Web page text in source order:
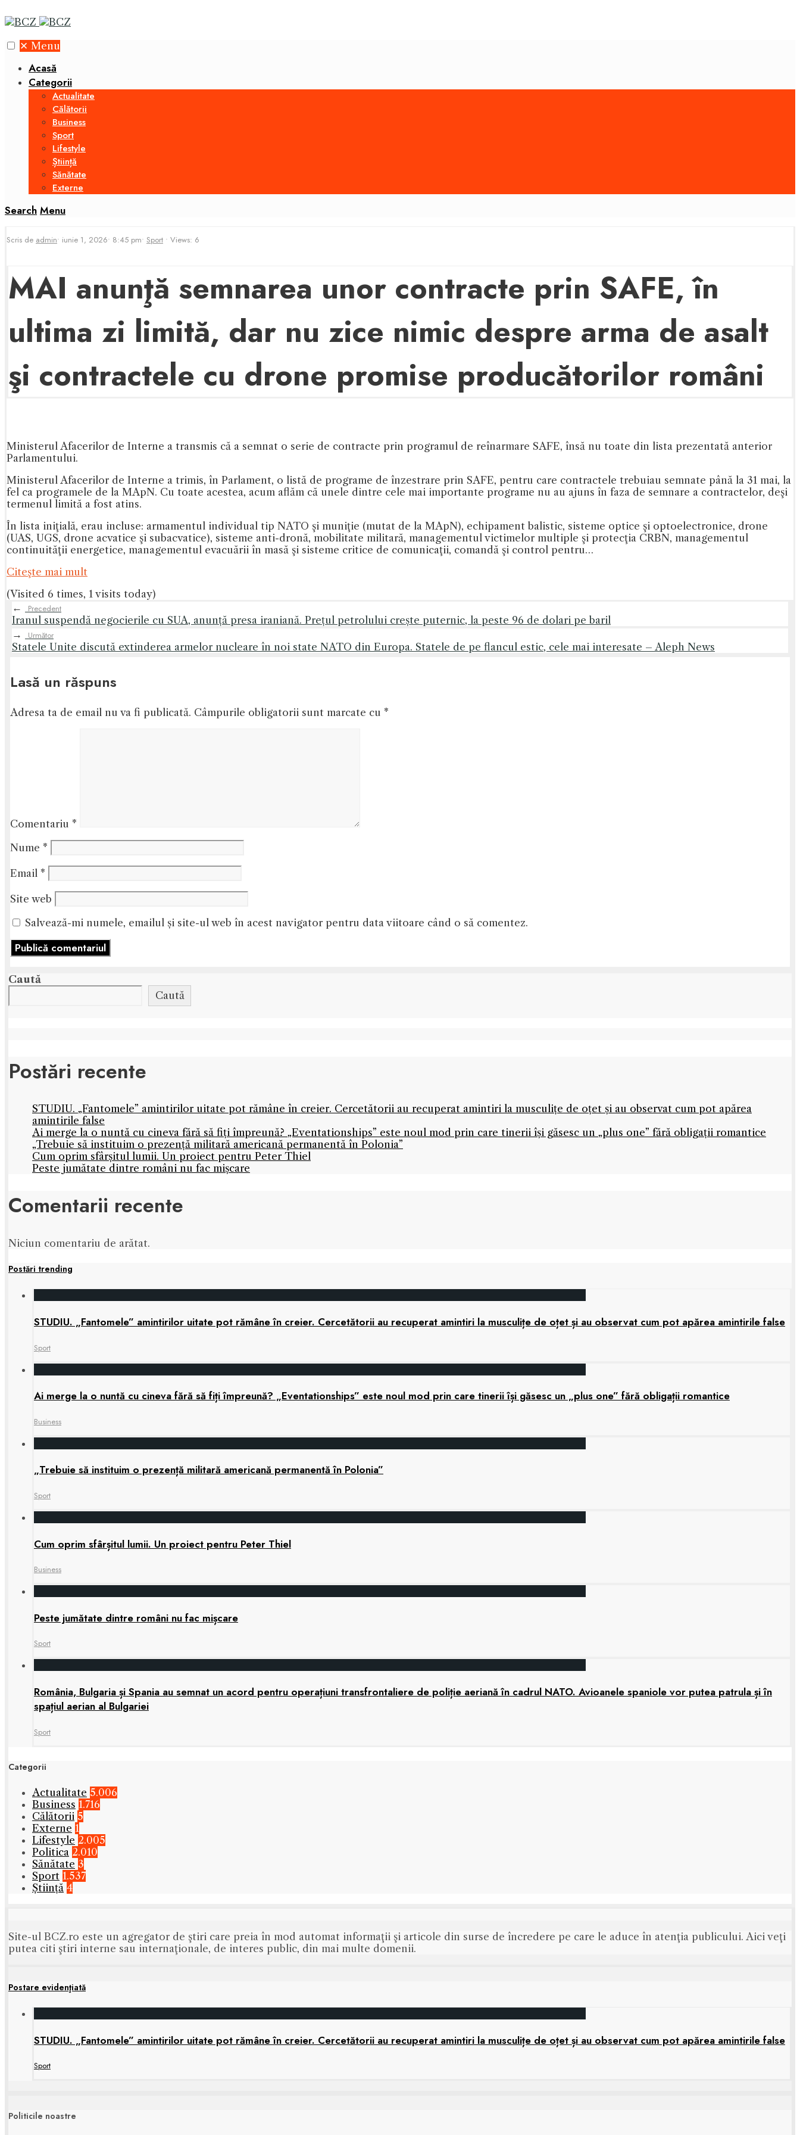
✕ Menu
Acasă
Categorii
Actualitate
Călătorii
Business
Sport
Lifestyle
Știință
Sănătate
Externe
Search Menu
Scris de admin• iunie 1, 2026• 8:45 pm• Sport • Views: 6
MAI anunţă semnarea unor contracte prin SAFE, în
ultima zi limită, dar nu zice nimic despre arma de asalt
şi contractele cu drone promise producătorilor români
Ministerul Afacerilor de Interne a transmis că a semnat o serie de contracte prin programul de reînarmare SAFE, însă nu toate din lista prezentată anterior
Parlamentului.
Ministerul Afacerilor de Interne a trimis, în Parlament, o listă de programe de înzestrare prin SAFE, pentru care contractele trebuiau semnate până la 31 mai, la
fel ca programele de la MApN. Cu toate acestea, acum aflăm că unele dintre cele mai importante programe nu au ajuns în faza de semnare a contractelor, deşi
termenul limită a fost atins.
În lista iniţială, erau incluse: armamentul individual tip NATO şi muniţie (mutat de la MApN), echipament balistic, sisteme optice şi optoelectronice, drone
(UAS, UGS, drone acvatice şi subacvatice), sisteme anti-dronă, mobilitate militară, managementul victimelor multiple şi protecţia CRBN, managementul
continuităţii energetice, managementul evacuării în masă şi sisteme critice de comunicaţii, comandă şi control pentru…
Citeşte mai mult
(Visited 6 times, 1 visits today)
←
Precedent
Iranul suspendă negocierile cu SUA, anunță presa iraniană. Prețul petrolului crește puternic, la peste 96 de dolari pe baril
→
Următor
Statele Unite discută extinderea armelor nucleare în noi state NATO din Europa. Statele de pe flancul estic, cele mai interesate – Aleph News
Lasă un răspuns
Adresa ta de email nu va fi publicată. Câmpurile obligatorii sunt marcate cu *
Comentariu *
Nume *
Email *
Site web
Salvează-mi numele, emailul și site-ul web în acest navigator pentru data viitoare când o să comentez.
Caută
Caută
Postări recente
STUDIU. „Fantomele” amintirilor uitate pot rămâne în creier. Cercetătorii au recuperat amintiri la musculițe de oțet și au observat cum pot apărea
amintirile false
Ai merge la o nuntă cu cineva fără să fiți împreună? „Eventationships” este noul mod prin care tinerii își găsesc un „plus one” fără obligații romantice
„Trebuie să instituim o prezență militară americană permanentă în Polonia”
Cum oprim sfârșitul lumii. Un proiect pentru Peter Thiel
Peste jumătate dintre români nu fac mișcare
Comentarii recente
Niciun comentariu de arătat.
Postări trending
STUDIU. „Fantomele” amintirilor uitate pot rămâne în creier. Cercetătorii au recuperat amintiri la musculițe de oțet și au observat cum pot apărea amintirile false
Sport
Ai merge la o nuntă cu cineva fără să fiți împreună? „Eventationships” este noul mod prin care tinerii își găsesc un „plus one” fără obligații romantice
Business
„Trebuie să instituim o prezență militară americană permanentă în Polonia”
Sport
Cum oprim sfârșitul lumii. Un proiect pentru Peter Thiel
Business
Peste jumătate dintre români nu fac mișcare
Sport
România, Bulgaria și Spania au semnat un acord pentru operațiuni transfrontaliere de poliție aeriană în cadrul NATO. Avioanele spaniole vor putea patrula și în
spațiul aerian al Bulgariei
Sport
Categorii
Actualitate 5.006
Business 1.716
Călătorii 5
Externe 1
Lifestyle 2.005
Politica 2.010
Sănătate 3
Sport 1.537
Știință 4
Site-ul BCZ.ro este un agregator de ştiri care preia în mod automat informaţii şi articole din surse de încredere pe care le aduce în atenţia publicului. Aici veţi
putea citi ştiri interne sau internaţionale, de interes public, din mai multe domenii.
Postare evidenţiată
STUDIU. „Fantomele” amintirilor uitate pot rămâne în creier. Cercetătorii au recuperat amintiri la musculițe de oțet și au observat cum pot apărea amintirile false
Sport
Politicile noastre